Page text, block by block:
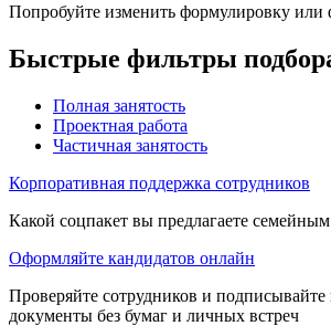
Попробуйте изменить формулировку или
Быстрые фильтры
Полная занятость
Проектная работа
Частичная занятость
Корпоративная поддержка сотрудников
Какой соцпакет вы предлагаете
Оформляйте кандидатов онлайн
Проверяйте сотрудников и подписывайте
документы без бумаг и личных встреч